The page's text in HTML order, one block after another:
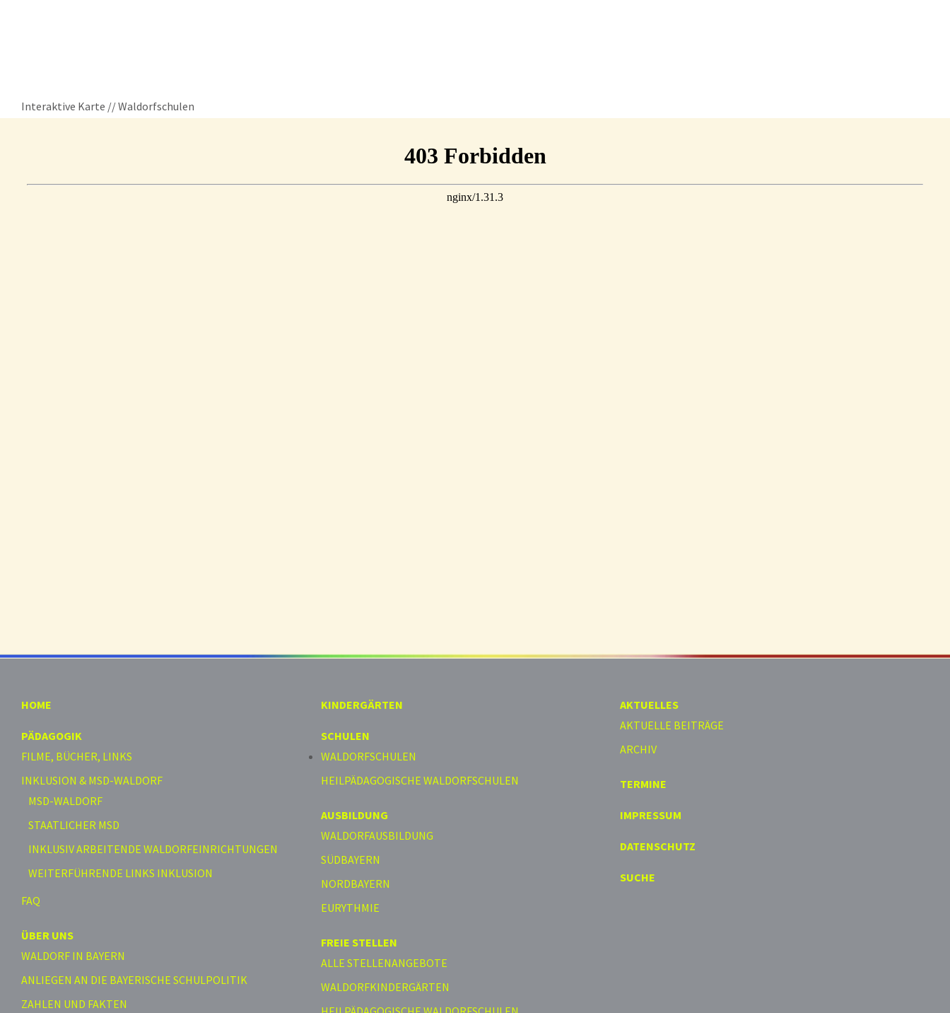
Interaktive Karte // Waldorfschulen
HOME
PÄDAGOGIK
FILME, BÜCHER, LINKS
INKLUSION & MSD-WALDORF
MSD-WALDORF
STAATLICHER MSD
INKLUSIV ARBEITENDE WALDORFEINRICHTUNGEN
WEITERFÜHRENDE LINKS INKLUSION
FAQ
ÜBER UNS
WALDORF IN BAYERN
ANLIEGEN AN DIE BAYERISCHE SCHULPOLITIK
ZAHLEN UND FAKTEN
KINDERGÄRTEN
SCHULEN
WALDORFSCHULEN
HEILPÄDAGOGISCHE WALDORFSCHULEN
AUSBILDUNG
WALDORFAUSBILDUNG
SÜDBAYERN
NORDBAYERN
EURYTHMIE
FREIE STELLEN
ALLE STELLENANGEBOTE
WALDORFKINDERGÄRTEN
AKTUELLES
AKTUELLE BEITRÄGE
ARCHIV
TERMINE
IMPRESSUM
DATENSCHUTZ
SUCHE